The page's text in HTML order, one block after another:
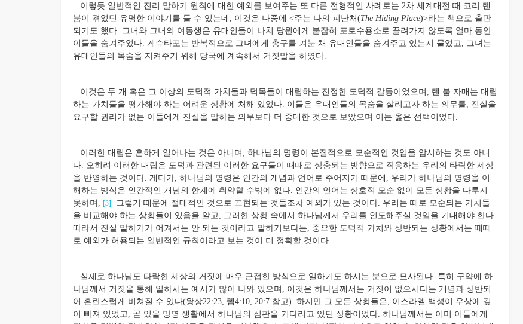
이렇듯 일반적인 진리 말하기 원칙에 대한 예외를 보여주는 또 다른 전형적인 사례로는 2차 세계대전 때 코리 텐
붐이 겪었던 유명한 이야기를 들 수 있는데, 이것은 나중에 <주는 나의 피난처(The Hiding Place)>라는 책으로 출판
되기도 했다. 그녀와 그녀의 여동생은 유대인들이 나치 당원에게 붙잡혀 포로수용소로 끌려가지 않도록 얼마 동안
이들을 숨겨주었다. 게슈타포는 반복적으로 그녀에게 총구를 겨눈 채 유대인들을 숨겨주고 있는지 물었고, 그녀는
유대인들의 목숨을 지켜주기 위해 당국에 계속해서 거짓말을 하였다.
이것은 두 개 혹은 그 이상의 도덕적 가치들과 덕목들이 대립하는 진정한 도덕적 갈등이었으며, 텐 붐 자매는 대립
하는 가치들을 평가해야 하는 어려운 상황에 처해 있었다. 이들은 유대인들의 목숨을 살리고자 하는 의무를, 진실을
요구할 권리가 없는 이들에게 진실을 말하는 의무보다 더 중대한 것으로 보았으며 이는 옳은 선택이었다.
이러한 대립은 흔하게 일어나는 것은 아니며, 하나님의 명령이 본질적으로 모순적인 것임을 암시하는 것도 아니
다. 오히려 이러한 대립은 도덕과 관련된 이러한 요구들이 때때로 상충되는 방향으로 작용하는 우리의 타락한 세상
을 반영하는 것이다. 게다가, 하나님의 명령은 인간의 개념과 언어로 주어지기 때문에, 우리가 하나님의 명령을 이
해하는 방식은 인간적인 개념의 한계에 취약할 수밖에 없다. 인간의 언어는 상호적 모순 없이 모든 상황을 다루지
못하며, [3]
그렇기 때문에 절대적인 것으로 표현되는 것들조차 예외가 있는 것이다. 우리는 때로 모순되는 가치들
을 비교해야 하는 상황들이 있음을 알고, 그러한 상황 속에서 하나님께서 우리를 인도해주실 것임을 기대해야 한다.
따라서 진실 말하기가 어겨서는 안 되는 것이라고 말하기보다는, 중요한 도덕적 가치와 상반되는 상황에서는 때때
로 예외가 허용되는 일반적인 규칙이라고 보는 것이 더 정확할 것이다.
실제로 하나님도 타락한 세상의 거짓에 매우 근접한 방식으로 일하기도 하시는 분으로 묘사된다. 특히 구약에 하
나님께서 거짓을 통해 일하시는 예시가 많이 나와 있으며, 이것은 하나님께서는 거짓이 없으시다는 개념과 상반되
어 혼란스럽게 비쳐질 수 있다(왕상22:23, 렘4:10, 20:7 참고). 하지만 그 모든 상황들은, 이스라엘 백성이 우상에 깊
이 빠져 있었고, 곧 있을 망명 생활에서 하나님의 심판을 기다리고 있던 상황이었다. 하나님께서는 이미 이들에게